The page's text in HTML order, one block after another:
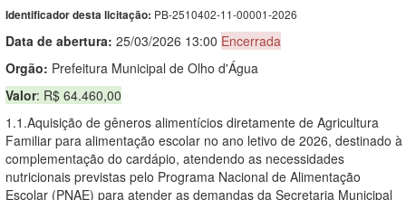
Identificador desta licitação: PB-2510402-11-00001-2026
Data de abertura: 25/03/2026 13:00 Encerrada
Orgão: Prefeitura Municipal de Olho d'Água
Valor: R$ 64.460,00
1.1.Aquisição de gêneros alimentícios diretamente de Agricultura
Familiar para alimentação escolar no ano letivo de 2026, destinado à
complementação do cardápio, atendendo as necessidades
nutricionais previstas pelo Programa Nacional de Alimentação
Escolar (PNAE) para atender as demandas da Secretaria Municipal